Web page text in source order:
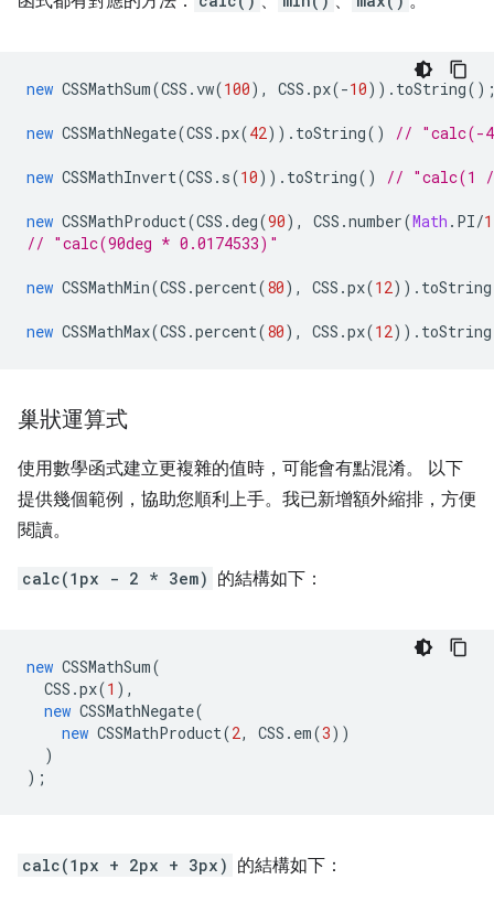
new CSSMathSum(CSS .vw(100), CSS .px(-10)). toString
new CSSMathNegate(CSS .px(42)). toString() // "calc(-
new CSSMathInvert(CSS . s(10)). toString() // "calc(1
new CSSMathProduct(CSS .deg(90), CSS .number(Math . PI/
// "calc(90deg * 0.0174533)"
new CSSMathMin(CSS .percent(80), CSS .px(12)). toString
new CSSMathMax(CSS .percent(80), CSS .px(12)). toString
巢狀運算式
使用數學函式建立更複雜的值時，可能會有點混淆。 以下
提供幾個範例，協助您順利上手。我已新增額外縮排，方便
閱讀。
calc(1px - 2 * 3em) 的結構如下：
new CSSMathSum(
CSS .px(1 ),
new CSSMathNegate(
new CSSMathProduct(2, CSS . em(3))
)
);
calc(1px + 2px + 3px) 的結構如下：